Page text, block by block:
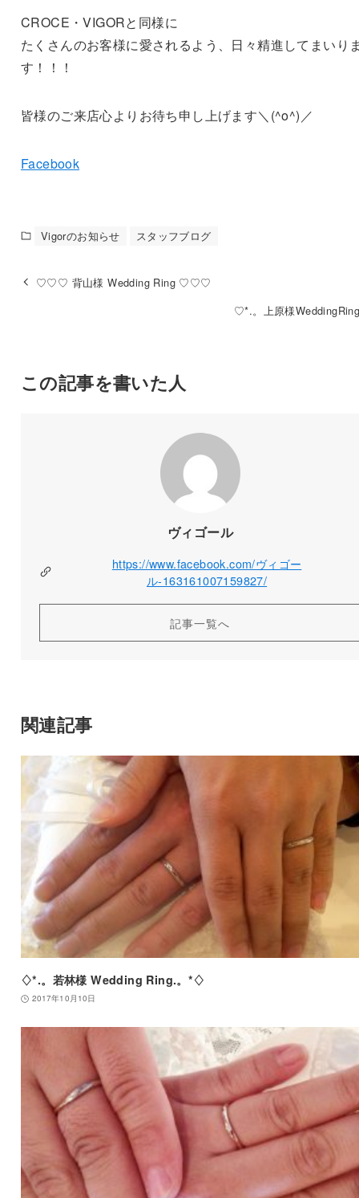
CROCE・VIGORと同様に
たくさんのお客様に愛されるよう、日々精進してまいり
す！！！
皆様のご来店心よりお待ち申し上げます＼(^o^)／
Facebook
Vigorのお知らせ スタッフブログ
♡♡♡ 背山様 Wedding Ring ♡♡♡
♡*.。上原様
この記事を書いた人
ヴィゴール
https://www.facebook.com/ヴィゴー
ル-163161007159827/
記事一覧へ
関連記事
♢*.。若林様 Wedding Ring.。*♢
2017年10月10日